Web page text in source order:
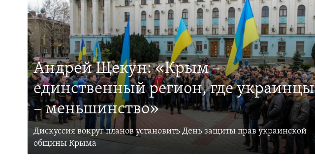
Андрей Щекун: «Крым –
единственный регион, где украинцы
– меньшинство»
Дискуссия вокруг планов установить День защиты прав украинской
общины Крыма